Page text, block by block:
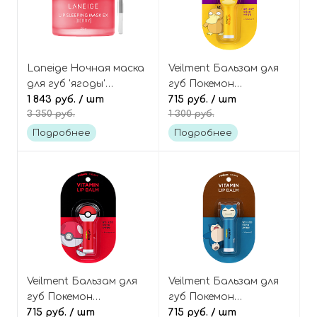
Laneige Ночная маска
для губ 'ягоды'
(полноразмерная 20
гр) Lip Sleeping Mask
Berry
1 843 руб. / шт
3 350 руб.
Подробнее
Veilment Бальзам для
губ Покемон
«Псайдак» Pokemon
Psyduck Vitamin Lip
Balm
715 руб. / шт
1 300 руб.
Подробнее
Veilment Бальзам для
губ Покемон
«Покебол» Pokemon
715 руб. / шт
Veilment Бальзам для
губ Покемон
«Снорлакс» Pokemon
715 руб. / шт